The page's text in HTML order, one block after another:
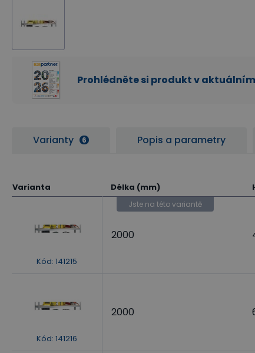
Prohlédněte si produkt v
Varianty 6 Popis a parametry
Varianta Délka (mm)
Kód: 141215
Jste na této variantě
2000
Kód: 141216
2000